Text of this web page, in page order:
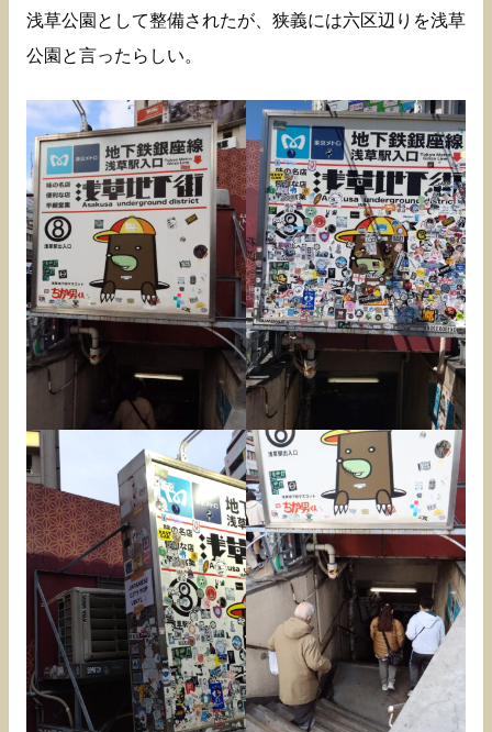
浅草公園として整備されたが、狭義には六区辺りを浅草
公園と言ったらしい。